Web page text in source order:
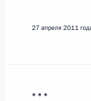
27 апреля 2011
* * *